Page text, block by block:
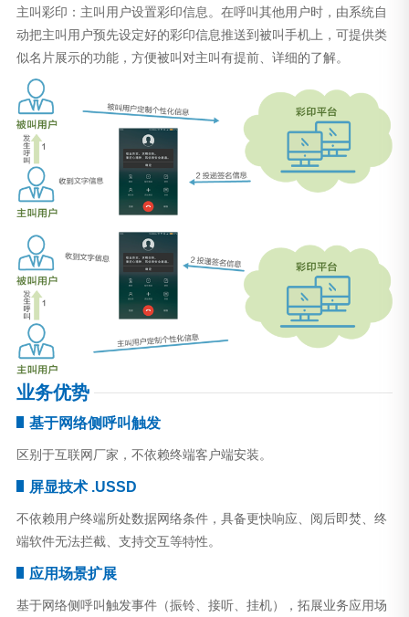
主叫彩印：主叫用户设置彩印信息。在呼叫其他用户时，由系统自
动把主叫用户预先设定好的彩印信息推送到被叫手机上，可提供类
似名片展示的功能，方便被叫对主叫有提前、详细的了解。
业务优势
基于网络侧呼叫触发
区别于互联网厂家，不依赖终端客户端安装。
屏显技术 .USSD
不依赖用户终端所处数据网络条件，具备更快响应、阅后即焚、终
端软件无法拦截、支持交互等特性。
应用场景扩展
基于网络侧呼叫触发事件（振铃、接听、挂机），拓展业务应用场